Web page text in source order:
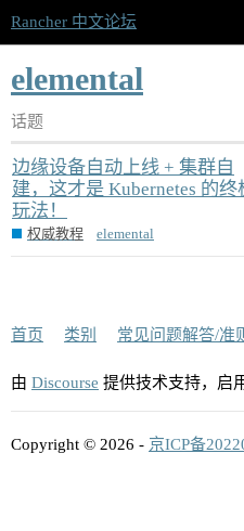
Rancher 中文论坛
elemental
话题
边缘设备自动上线 + 集群自
建，这才是 Kubernetes 的终
玩法！
权威教程 elemental
首页 类别 常见问题解答/准
由 Discourse 提供技术支持，启
Copyright © 2026 - 京ICP备